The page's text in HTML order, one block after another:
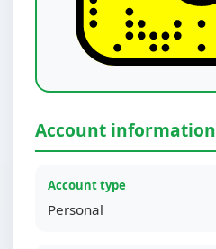
Account information
Account type
Personal